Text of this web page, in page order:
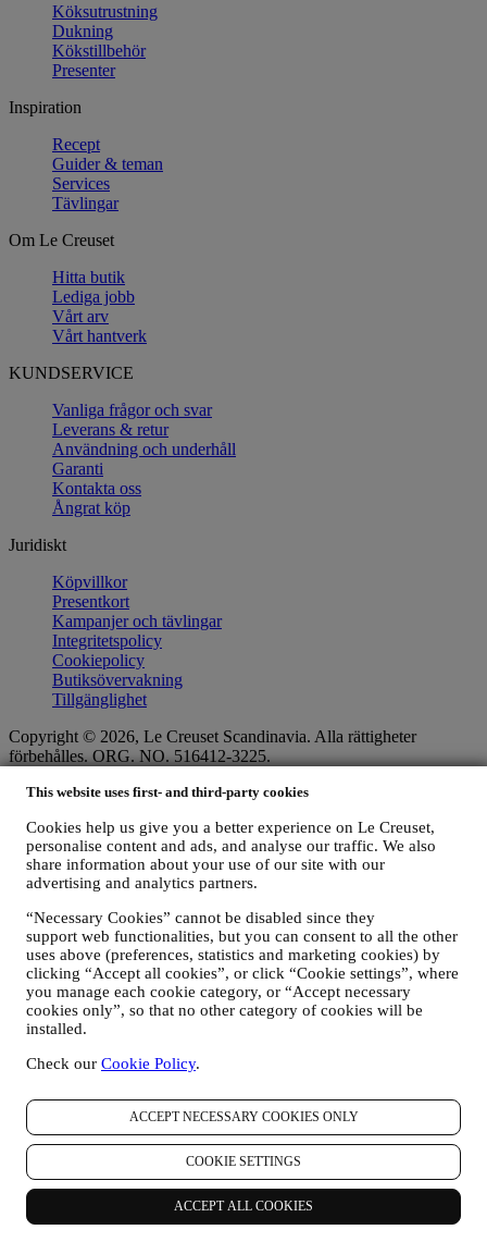
This website uses first- and third-party cookies
Cookies help us give you a better experience on Le Creuset,
personalise content and ads, and analyse our traffic. We also
share information about your use of our site with our
advertising and analytics partners.
“Necessary Cookies” cannot be disabled since they
support web functionalities, but you can consent to all the other
uses above (preferences, statistics and marketing cookies) by
clicking “Accept all cookies”, or click “Cookie settings”, where
you manage each cookie category, or “Accept necessary
cookies only”, so that no other category of cookies will be
installed.
Check our Cookie Policy.
ACCEPT NECESSARY COOKIES ONLY
COOKIE SETTINGS
ACCEPT ALL COOKIES
Köksutrustning
Dukning
Kökstillbehör
Presenter
Inspiration
Recept
Guider & teman
Services
Tävlingar
Om Le Creuset
Hitta butik
Lediga jobb
Vårt arv
Vårt hantverk
KUNDSERVICE
Vanliga frågor och svar
Leverans & retur
Användning och underhåll
Garanti
Kontakta oss
Ångrat köp
Juridiskt
Köpvillkor
Presentkort
Kampanjer och tävlingar
Integritetspolicy
Cookiepolicy
Butiksövervakning
Tillgänglighet
Copyright © 2026, Le Creuset Scandinavia. Alla rättigheter
förbehålles. ORG. NO. 516412-3225.
Köpvillkor Presentkort Kampanjer och tävlingar
Integritetspolicy
Nedanstående integritetspolicy gäller för konsumenter. Om du är en
affärspartner till oss, vänligen se B2B-integritetspolicyn
Vi lovar att respektera din integritet och skydda dina
personuppgifter! Vi kommer alltid att underrätta dig om hur och
varför vi använder dina uppgifter.
Säkerhet vid onlineköp är vår prioritet
Dina personuppgifter upprätthålls säkert och i strikt förtroende i
enlighet med europeisk lagstiftning om dataskydd. Vi vet att
senaste tekniken för att säkerställa att samtliga person- och
Vi använder uppgifter för att göra dina köp enkla och anpassade till
just dig
Vi analyserar hur användare använder vår webbplats och våra
tjänster för att göra saker enklare och alltjämt mer intressanta.
Vi använder data för att se till att du får en allt bättre upplevelse av
att laga mat med Le Creuset samt för att informera dig om nyheter
och erbjudanden.